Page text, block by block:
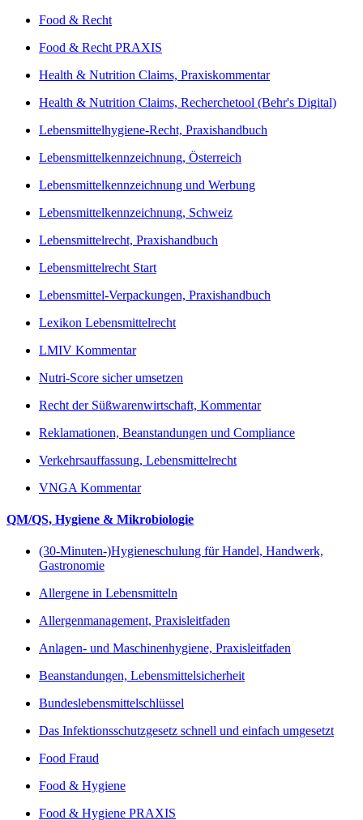
Food & Recht
Food & Recht PRAXIS
Health & Nutrition Claims, Praxiskommentar
Health & Nutrition Claims, Recherchetool (Behr's Digital)
Lebensmittelhygiene-Recht, Praxishandbuch
Lebensmittelkennzeichnung, Österreich
Lebensmittelkennzeichnung und Werbung
Lebensmittelkennzeichnung, Schweiz
Lebensmittelrecht, Praxishandbuch
Lebensmittelrecht Start
Lebensmittel-Verpackungen, Praxishandbuch
Lexikon Lebensmittelrecht
LMIV Kommentar
Nutri-Score sicher umsetzen
Recht der Süßwarenwirtschaft, Kommentar
Reklamationen, Beanstandungen und Compliance
Verkehrsauffassung, Lebensmittelrecht
VNGA Kommentar
QM/QS, Hygiene & Mikrobiologie
(30-Minuten-)Hygieneschulung für Handel, Handwerk,
Gastronomie
Allergene in Lebensmitteln
Allergenmanagement, Praxisleitfaden
Anlagen- und Maschinenhygiene, Praxisleitfaden
Beanstandungen, Lebensmittelsicherheit
Bundeslebensmittelschlüssel
Das Infektionsschutzgesetz schnell und einfach umgesetzt
Food Fraud
Food & Hygiene
Food & Hygiene PRAXIS